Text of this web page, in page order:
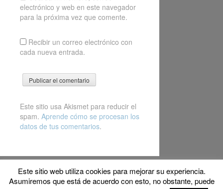
electrónico y web en este navegador
para la próxima vez que comente.
Recibir un correo electrónico con
cada nueva entrada.
Este sitio usa Akismet para reducir el
spam. Aprende cómo se procesan los
datos de tus comentarios.
© Copyright 2017 MyFPschool
Este sitio web utiliza cookies para mejorar su experiencia.
Asumiremos que está de acuerdo con esto, no obstante, puede